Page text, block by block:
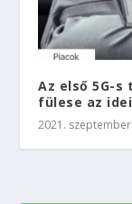
Az első 5G-s
fülese az
2021. szeptember